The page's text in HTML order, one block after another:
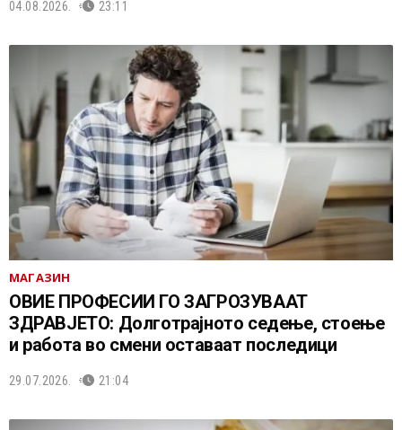
04.08.2026. 23:11
МАГАЗИН
ОВИЕ ПРОФЕСИИ ГО ЗАГРОЗУВААТ
ЗДРАВЈЕТО: Долготрајното седење, стоење
и работа во смени оставаат последици
29.07.2026. 21:04